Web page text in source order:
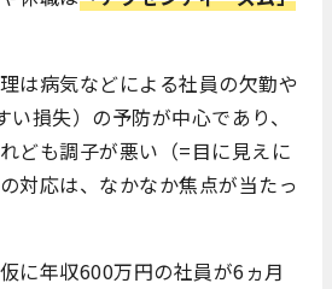
は病気などによる社員の欠勤や
損失）の予防が中心であり、
ども調子が悪い（=目に見えに
対応は、なかなか焦点が当たっ
に年収600万円の社員が6ヵ月